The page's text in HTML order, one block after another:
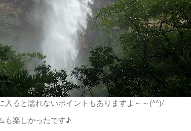
入ると濡れないポイントもありますよ～～(^^)/
も楽しかったです♪